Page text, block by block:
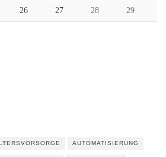
26 27 28 29
AUTOMATISIERUNG